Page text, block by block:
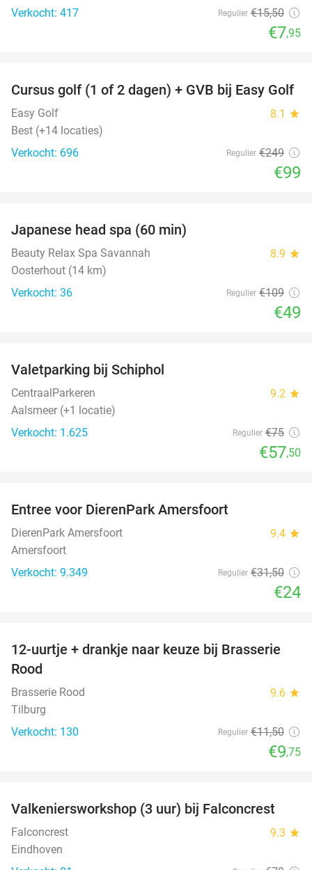
Verkocht: 417 Regulier €15,50
€7,95
60%
Cursus golf (1 of 2 dagen) + GVB bij Easy Golf
Easy Golf 8.1 star
Best (+14 locaties)
Verkocht: 696
Regulier €249
€99
Japanese head spa (60 min)
Beauty Relax Spa Savannah 8.9 star
Oosterhout (14 km)
Verkocht: 36
Regulier €109
€49
Valetparking bij Schiphol
CentraalParkeren 9.2 star
Aalsmeer (+1 locatie)
Verkocht: 1.625
Regulier €75
€57,50
Entree voor DierenPark Amersfoort
DierenPark Amersfoort 9.4 star
Amersfoort
Verkocht: 9.349
Regulier €31,50
€24
15%
12-uurtje + drankje naar keuze bij Brasserie
Rood
Brasserie Rood 9.6 star
Tilburg
Verkocht: 130
Regulier €11,50
€9,75
62%
Valkeniersworkshop (3 uur) bij Falconcrest
Falconcrest 9.3 star
Eindhoven